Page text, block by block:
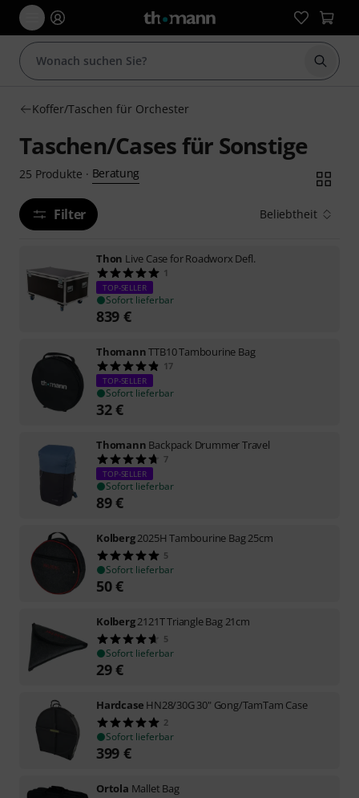
Suche
Koffer/Taschen für Orchester
Taschen/Cases für Sonstige
25 Produkte · Beratung
Filter Beliebtheit
Thon Live Case for Roadworx Defl.
1
TOP-SELLER
Sofort lieferbar
839 €
ThomannTTB10 Tambourine Bag
17
TOP-SELLER
Sofort lieferbar
32€
Thomann Backpack Drummer Travel
7
TOP-SELLER
Sofort lieferbar
89€
Kolberg2025H Tambourine Bag 25cm
5
Sofort lieferbar
50€
Kolberg2121T Triangle Bag 21cm
5
Sofort lieferbar
29€
Hardcase HN28/30G 30" Gong/TamTam Case
2
Sofort lieferbar
399 €
Ortola Mallet Bag